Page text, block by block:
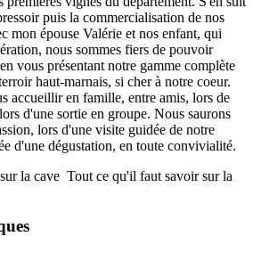
puis la commercialisation de nos
mon épouse Valérie et nos enfant, qui
nous sommes fiers de pouvoir
vous présentant notre gamme complète
haut-marnais, si cher à notre coeur.
accueillir en famille, entre amis, lors de
d'une sortie en groupe. Nous saurons
lors d'une visite guidée de notre
d'une dégustation, en toute convivialité.
la cave Tout ce qu'il faut savoir sur la